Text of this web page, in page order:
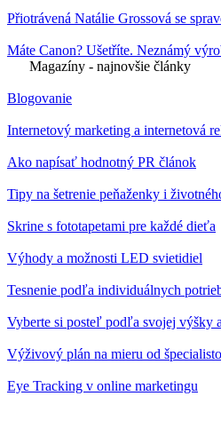
Přiotrávená Natálie Grossová se
Máte Canon? Ušetříte. Neznámý
Magazíny - najnovšie články
Blogovanie
Internetový marketing a internetová
Ako napísať hodnotný PR článok
Tipy na šetrenie peňaženky i
Skrine s fototapetami pre každé dieťa
Výhody a možnosti LED svietidiel
Tesnenie podľa individuálnych
Vyberte si posteľ podľa svojej výšky
Výživový plán na mieru od
Eye Tracking v online marketingu